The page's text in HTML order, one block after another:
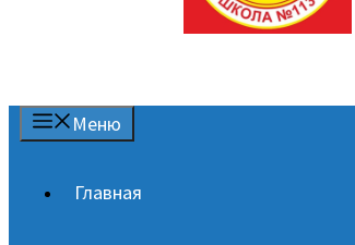
Меню
Главная